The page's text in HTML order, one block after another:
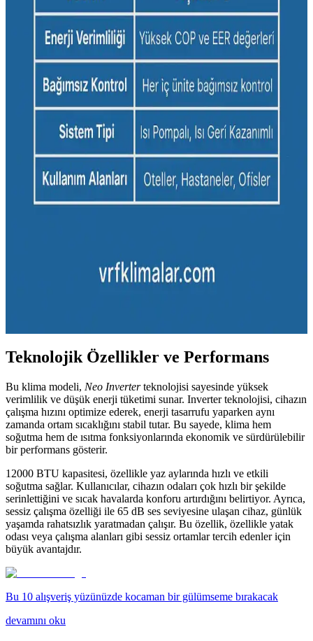
Enerji verimli klimalar, gelişmiş teknolojiler sayesinde enerji
tasarrufu sağlar, çevreye duyarlı ve ekonomik avantajlar sunar, akıllı
özellikleriyle kullanıcı konforunu artırır.
Yüksek Performanslı Klimalar ve Enerji Verimliliği
Teknolojileri Analizi
Yüksek performanslı klimalar, gelişmiş teknolojiler ve enerji
sınıflarıyla enerji tasarrufu sağlar. Doğru kullanım ve bakım,
maliyetleri düşürür ve çevreyi korur.
Enerji Verimli İnverter Klimalar: Modern Yaşam
İçin Ekonomik ve Çevreci Çözüm
özellikleriyle modern yaşamın vazgeçilmez teknolojileri arasında yer
Verimliliği ve Akıllı Teknolojilerle Gelecek
Teknolojik Özellikler ve Performans
Bu klima modeli, Neo Inverterteknolojisi sayesinde yüksek
verimlilik ve düşük enerji tüketimi sunar. Inverter teknolojisi, cihazın
çalışma hızını optimize ederek, enerji tasarrufu yaparken aynı
zamanda ortam sıcaklığını stabil tutar. Bu sayede, klima hem
soğutma hem de ısıtma fonksiyonlarında ekonomik ve sürdürülebilir
bir performans gösterir.
12000 BTU kapasitesi, özellikle yaz aylarında hızlı ve etkili
soğutma sağlar. Kullanıcılar, cihazın odaları çok hızlı bir şekilde
serinlettiğini ve sıcak havalarda konforu artırdığını belirtiyor. Ayrıca,
sessiz çalışma özelliği ile 65 dB ses seviyesine ulaşan cihaz, günlük
yaşamda rahatsızlık yaratmadan çalışır. Bu özellik, özellikle yatak
odası veya çalışma alanları gibi sessiz ortamlar tercih edenler için
büyük avantajdır.
Bu 10 alışveriş yüzünüzde kocaman bir gülümseme bırakacak
devamını oku